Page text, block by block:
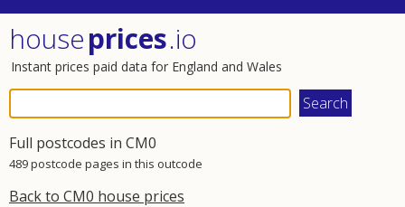
houseprices.io
Instant prices paid data for England and Wales
Full postcodes in CM0
489 postcode pages in this outcode
Back to CM0 house prices